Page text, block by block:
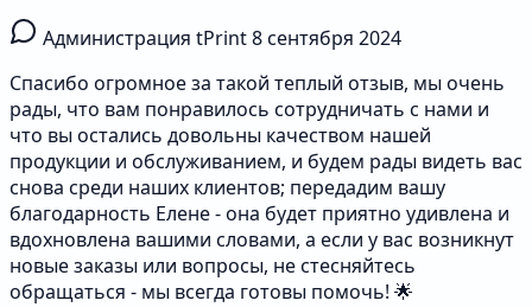
Администрация tPrint8 сентября 2024
Спасибо огромное за такой теплый отзыв, мы очень
рады, что вам понравилось сотрудничать с нами и
что вы остались довольны качеством нашей
продукции и обслуживанием, и будем рады видеть вас
снова среди наших клиентов; передадим вашу
благодарность Елене - она будет приятно удивлена и
вдохновлена вашими словами, а если у вас возникнут
новые заказы или вопросы, не стесняйтесь
обращаться - мы всегда готовы помочь! 🌟